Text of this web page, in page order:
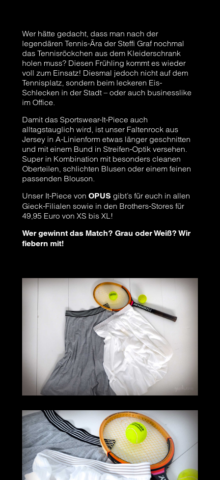
Wer hätte gedacht, dass man nach der
legendären Tennis-Ära der Steffi Graf nochmal
das Tennisröckchen aus dem Kleiderschrank
holen muss? Diesen Frühling kommt es wieder
voll zum Einsatz! Diesmal jedoch nicht auf dem
Tennisplatz, sondern beim leckeren Eis-
Schlecken in der Stadt – oder auch businesslike
im Office.
Damit das Sportswear-It-Piece auch
alltagstauglich wird, ist unser Faltenrock aus
Jersey in A-Linienform etwas länger geschnitten
und mit einem Bund in Streifen-Optik versehen.
Super in Kombination mit besonders cleanen
Oberteilen, schlichten Blusen oder einem feinen
passenden Blouson.
Unser It-Piece von OPUS gibt’s für euch in allen
Gieck-Filialen sowie in den Brothers-Stores für
49,95 Euro von XS bis XL!
Wer gewinnt das Match? Grau oder Weiß? Wir
fiebern mit!